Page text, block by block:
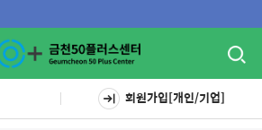
회원가입[개인/기업]